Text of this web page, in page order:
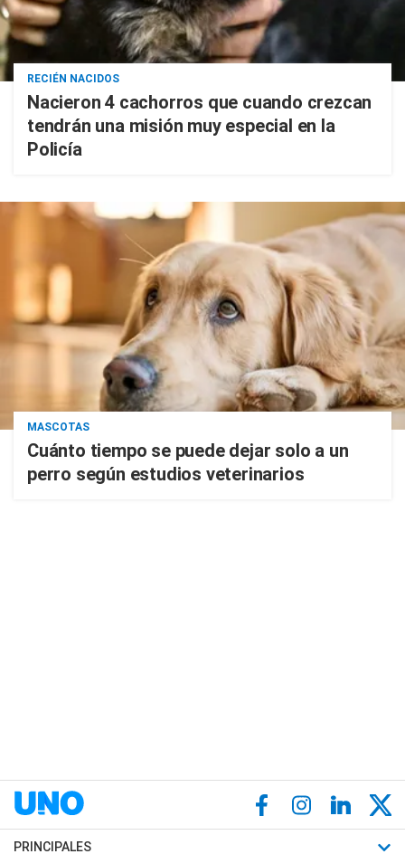
RECIÉN NACIDOS
Nacieron 4 cachorros que cuando crezcan
tendrán una misión muy especial en la
Policía
MASCOTAS
Cuánto tiempo se puede dejar solo a un
perro según estudios veterinarios
PRINCIPALES